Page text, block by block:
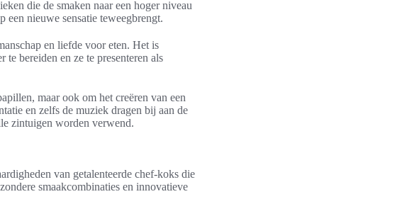
die de smaken naar een hoger niveau
nieuwe sensatie teweegbrengt.
en liefde voor eten. Het is
te bereiden en ze te presenteren als
maar ook om het creëren van een
en zelfs de muziek dragen bij aan de
zintuigen worden verwend.
van getalenteerde chef-koks die
smaakcombinaties en innovatieve